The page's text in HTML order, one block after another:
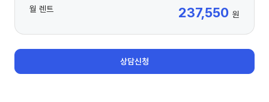
월 렌트 237,550 원
상담신청